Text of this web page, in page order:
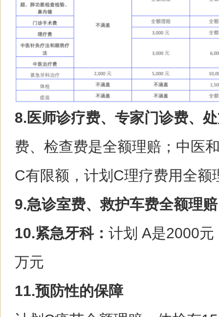
8.医师诊疗费、专家门诊费、
费、检查费是全额理赔；中医
C有限额，计划C理疗费用全额
9.急诊室费、救护车费全额理赔
10.紧急牙科： 计划 A是2000
万元
11.预防性的保障